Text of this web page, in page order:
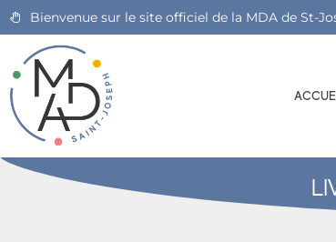
Bienvenue sur le site officiel de la MDA de St-